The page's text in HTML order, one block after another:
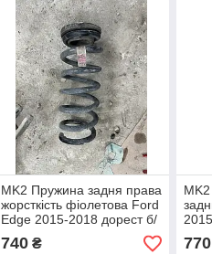
MK2 Пружина задня права
жорсткість фіолетова Ford
Edge 2015-2018 дорест б/
у оригінал
740₴ 770